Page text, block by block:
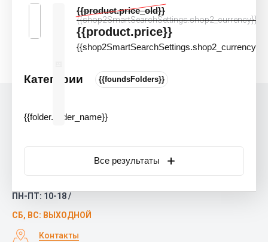
{{product.price_old}}
{{shop2SmartSearchSettings.shop2_currency}}
{{product.price}}
{{shop2SmartSearchSettings.shop2_currency}}
Категории {{foundsFolders}}
{{folder.folder_name}}
Все результаты
Karat
main@polgrad.ru
ОБРАТНЫЙ ЗВОНОК
ПР. БОЛЬШЕВИКОВ, 37
ПН-ПТ: 10-18 /
СБ, ВС: ВЫХОДНОЙ
Контакты